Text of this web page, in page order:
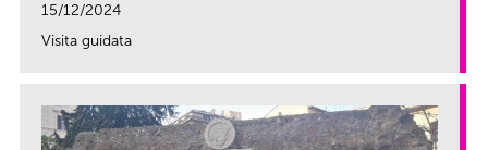
15/12/2024
Visita guidata